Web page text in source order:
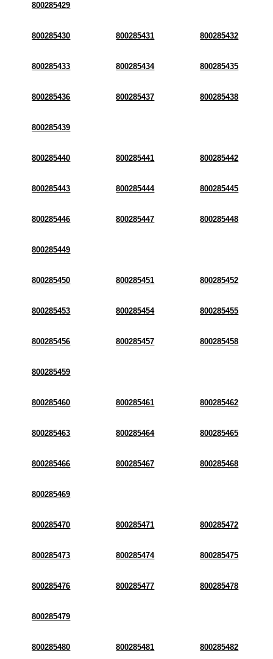
800285429
800285430 800285431 800285432
800285433 800285434 800285435
800285436 800285437 800285438
800285439
800285440 800285441 800285442
800285443 800285444 800285445
800285446 800285447 800285448
800285449
800285450 800285451 800285452
800285453 800285454 800285455
800285456 800285457 800285458
800285459
800285460 800285461 800285462
800285463 800285464 800285465
800285466 800285467 800285468
800285469
800285470 800285471 800285472
800285473 800285474 800285475
800285476 800285477 800285478
800285479
800285480 800285481 800285482